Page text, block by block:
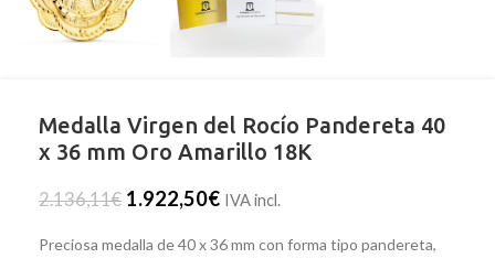
Medalla Virgen del Rocío Pandereta 40
x 36 mm Oro Amarillo 18K
2.136,11€ 1.922,50€ IVA incl.
Preciosa medalla de 40 x 36 mm con forma tipo pandereta,